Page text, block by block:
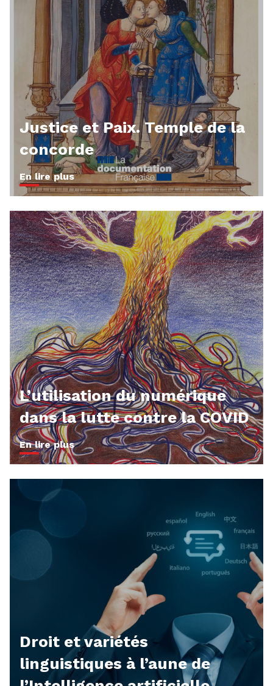
Justice et Paix. Temple de la
concorde
En lire plus
L’utilisation du numérique
dans la lutte contre la COVID
En lire plus
Droit et variétés
linguistiques à l’aune de